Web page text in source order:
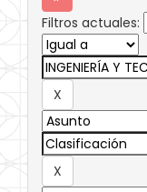
Filtros actuales: